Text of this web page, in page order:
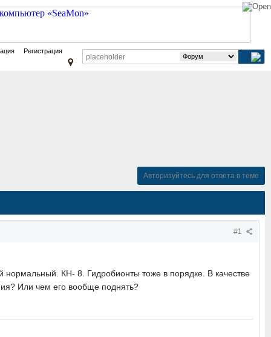
Регистрация
Авторизуйтесь для ответа в теме
#1
КН- 8. Гидробионты тоже в порядке. В качестве
Или чем его вообще поднять?